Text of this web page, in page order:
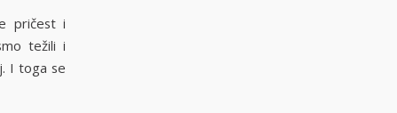
pričest i
težili i
I toga se